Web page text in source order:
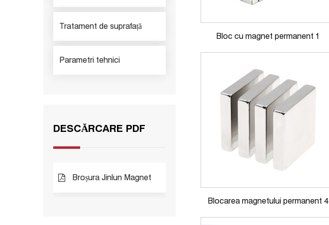
Tratament de suprafață
Parametri tehnici
DESCĂRCARE PDF
Broșura Jinlun Magnet
Bloc cu magnet permanent 1
Blocarea magnetului permanent 4